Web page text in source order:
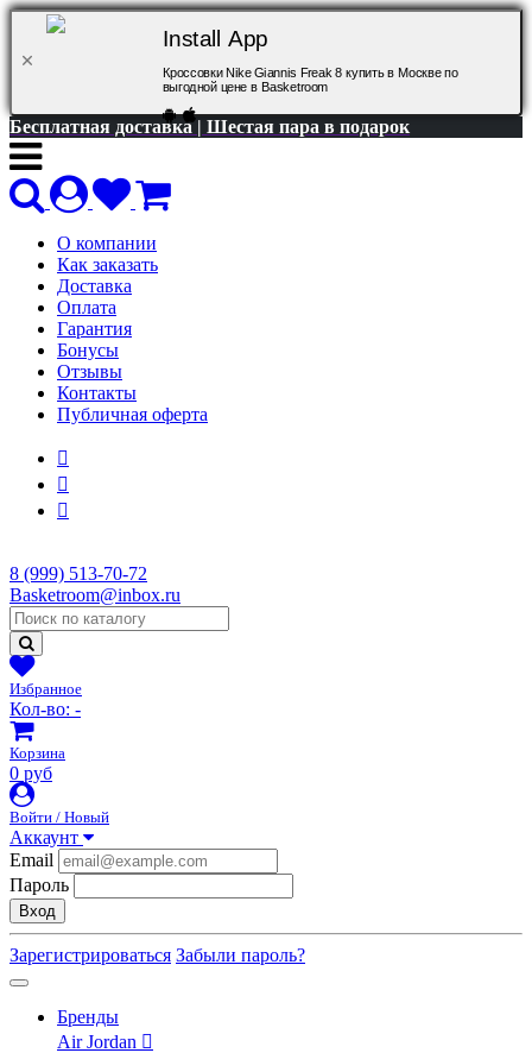
Install App
Кроссовки Nike Giannis Freak 8 купить в Москве по
выгодной цене в Basketroom
Бесплатная доставка | Шестая пара в подарок
О компании
Как заказать
Доставка
Оплата
Гарантия
Бонусы
Отзывы
Контакты
Публичная оферта
8 (999) 513-70-72
Basketroom@inbox.ru
Избранное
Кол-во: -
Корзина
0 руб
Войти / Новый
Аккаунт
Email
Пароль
Вход
Зарегистрироваться Забыли пароль?
Бренды
Air Jordan